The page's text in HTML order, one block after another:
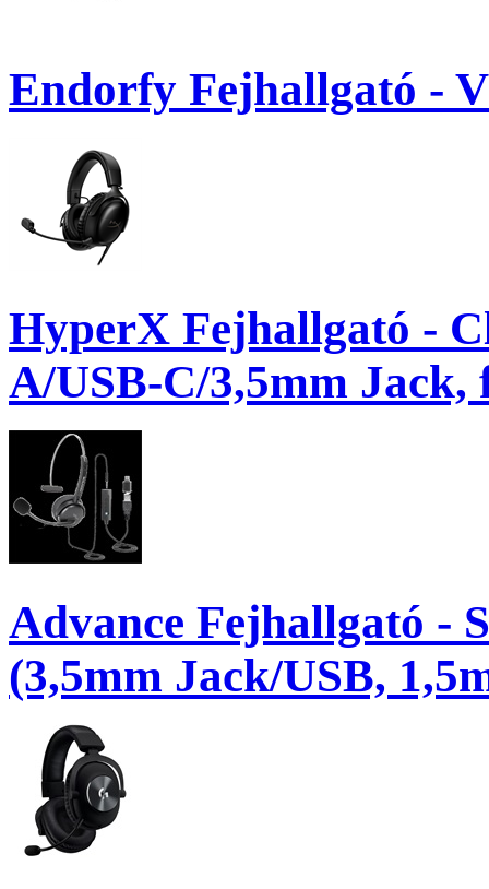
Endorfy Fejhallgató -
HyperX Fejhallgató -
A/USB-C/3,5mm Jack,
Advance Fejhallgató -
(3,5mm Jack/USB,